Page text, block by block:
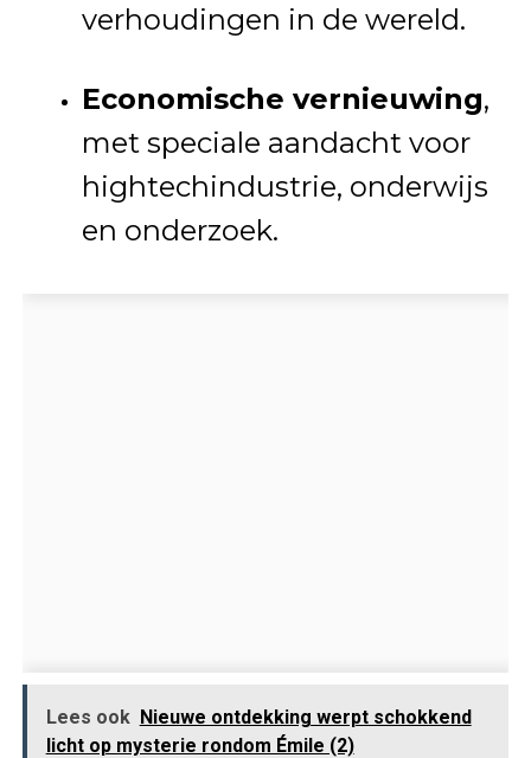
verhoudingen in de wereld.
Economische vernieuwing,
met speciale aandacht voor
hightechindustrie, onderwijs
en onderzoek.
Lees ook Nieuwe ontdekking werpt schokkend
licht op mysterie rondom Émile (2)